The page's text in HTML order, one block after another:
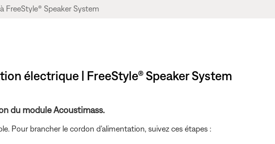
électrique | FreeStyle® Speaker System
du module Acoustimass.
Pour brancher le cordon d'alimentation, suivez ces étapes :